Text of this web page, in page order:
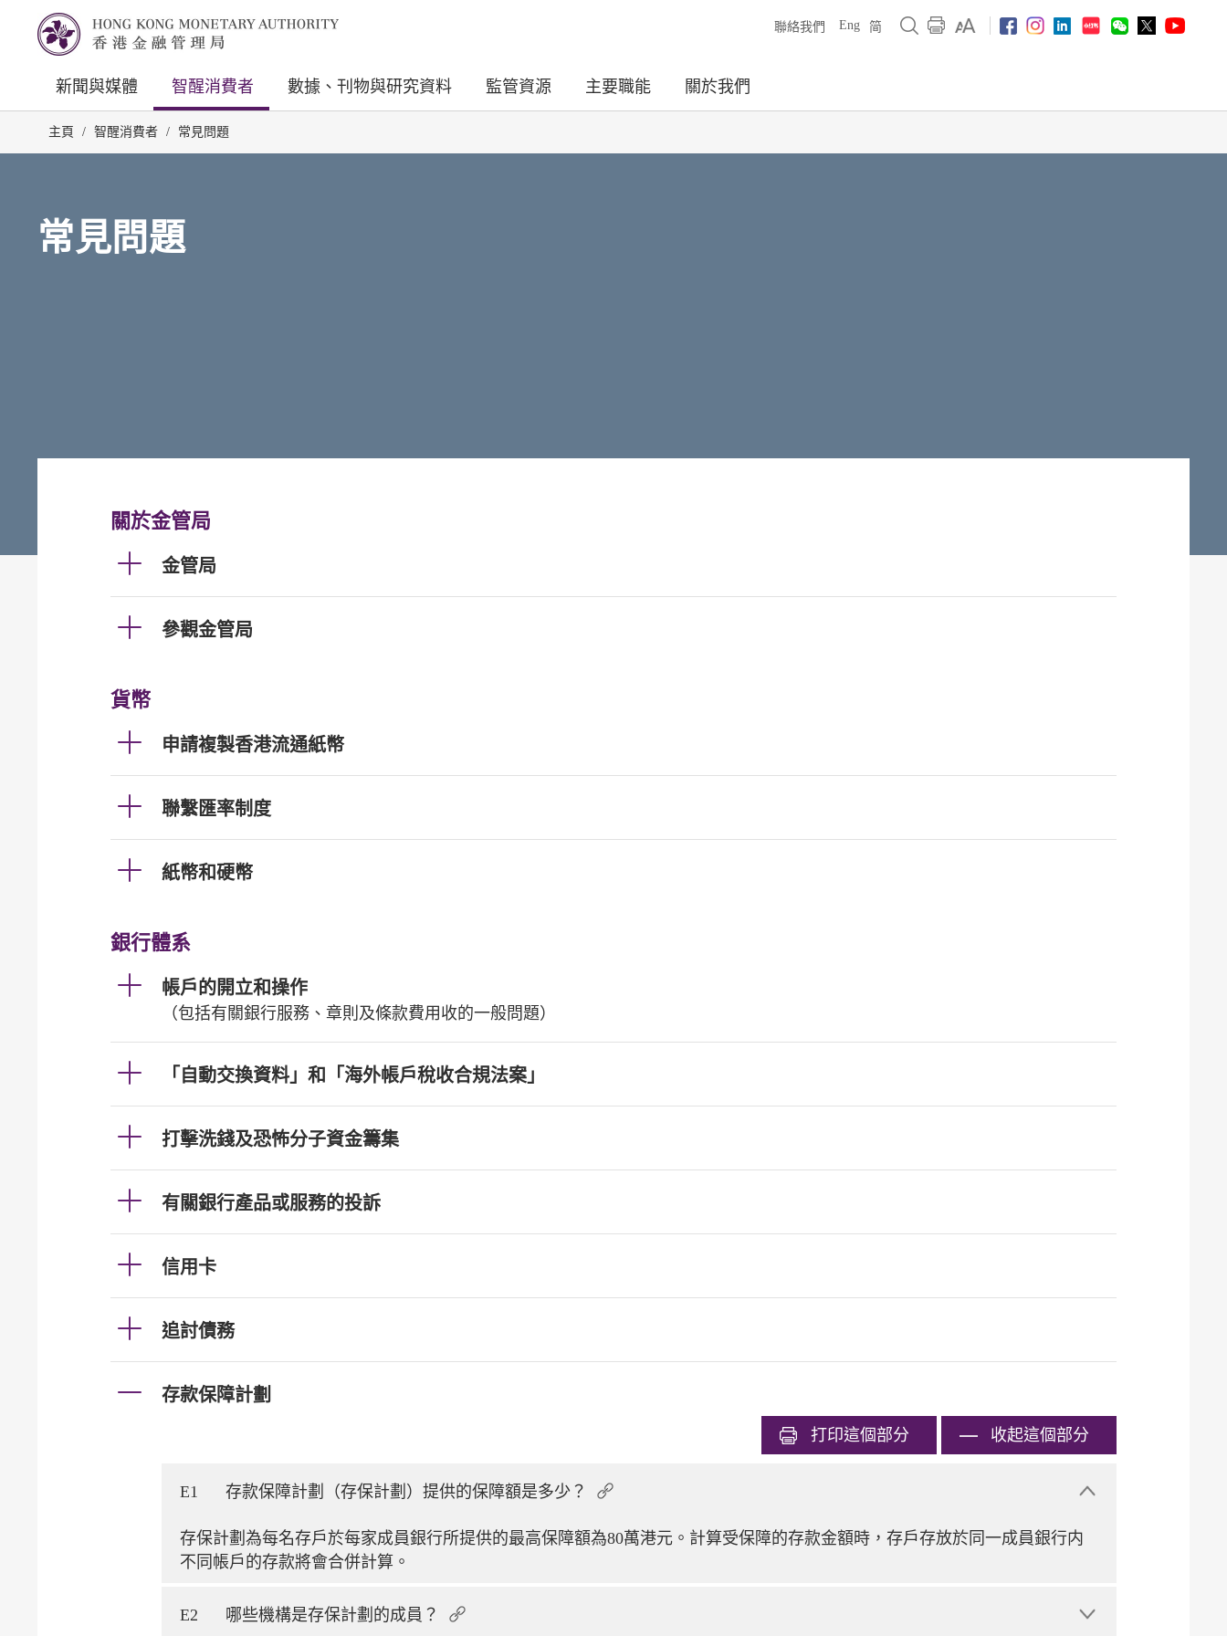
聯絡我們 Eng 简
新聞與媒體 智醒消費者 數據、刊物與研究資料 監管資源 主要職能 關於我們
主頁 / 智醒消費者 / 常見問題
常見問題
關於金管局
金管局
參觀金管局
貨幣
申請複製香港流通紙幣
聯繫匯率制度
紙幣和硬幣
銀行體系
帳戶的開立和操作
（包括有關銀行服務、章則及條款費用收的一般問題）
「自動交換資料」和「海外帳戶稅收合規法案」
打擊洗錢及恐怖分子資金籌集
有關銀行產品或服務的投訴
信用卡
追討債務
存款保障計劃
打印這個部分 收起這個部分
E1 存款保障計劃（存保計劃）提供的保障額是多少？
存保計劃為每名存戶於每家成員銀行所提供的最高保障額為80萬港元。計算受保障的存款金額時，存戶存放於同一成員銀行内
不同帳戶的存款將會合併計算。
E2 哪些機構是存保計劃的成員？